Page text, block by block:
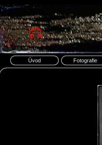
Úvod Fotografie